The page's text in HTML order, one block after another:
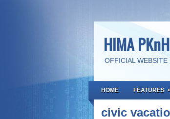
HIMA
OFFICIAL WEBSITE
HOME FEATURES »
civic